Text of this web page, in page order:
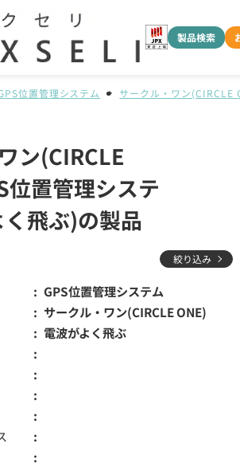
製品検索
位置管理システム サークル・ワン(CIRCLE
ン(CIRCLE
位置管理システ
飛ぶ)の製品
絞り込み
GPS位置管理システム
サークル・ワン(CIRCLE ONE)
電波がよく飛ぶ